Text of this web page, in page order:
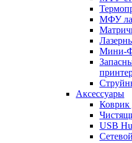
МФУ
Мини-
Аксессуары
USB